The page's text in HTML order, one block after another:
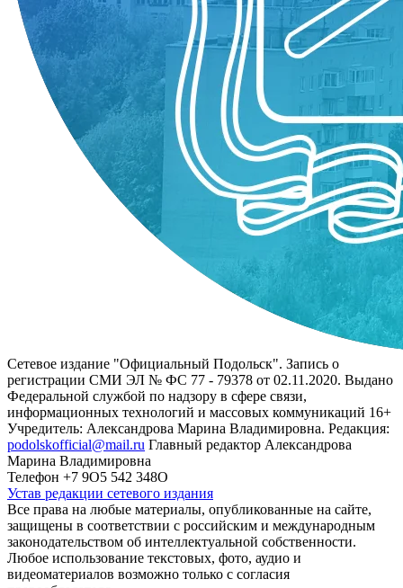
Сетевое издание "Официальный Подольск". Запись о
регистрации СМИ ЭЛ № ФС 77 - 79378 от 02.11.2020. Выдано
Федеральной службой по надзору в сфере связи,
информационных технологий и массовых коммуникаций 16+
Учредитель: Александрова Марина Владимировна. Редакция:
podolskofficial@mail.ru Главный редактор Александрова
Марина Владимировна
Телефон +7 9О5 542 348О
Устав редакции сетевого издания
Все права на любые материалы, опубликованные на сайте,
защищены в соответствии с российским и международным
законодательством об интеллектуальной собственности.
Любое использование текстовых, фото, аудио и
видеоматериалов возможно только с согласия